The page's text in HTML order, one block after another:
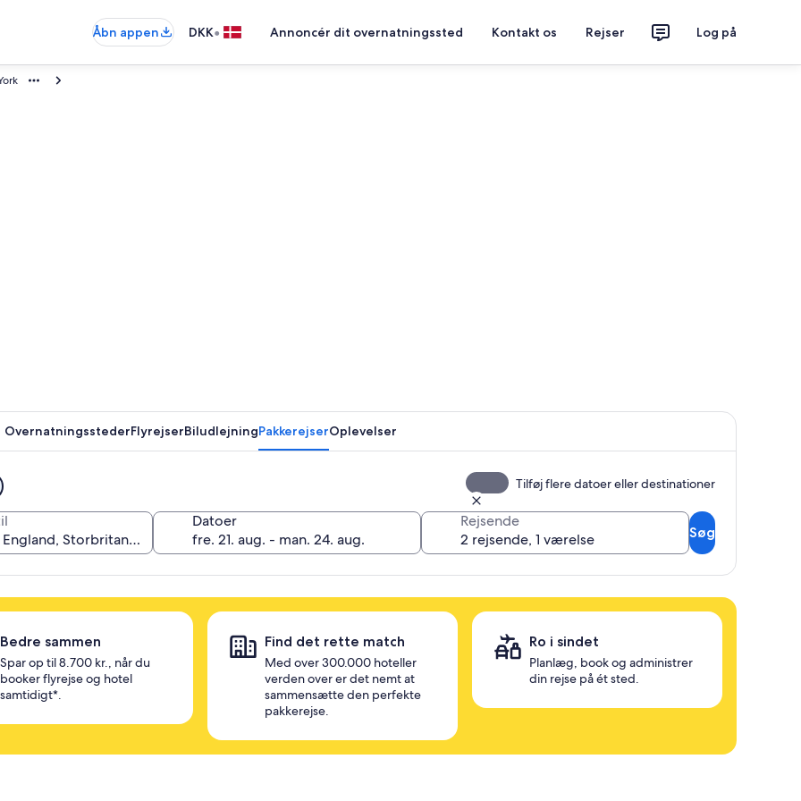
Åbn appen DKK• Annoncér dit overnatningssted Kontakt os Rejser Log på
OvernatningsstederFlyrejserBiludlejningPakkerejserOplevelser
Tilføj flere datoer eller destinationer
Datoer Rejsende
Søg
Bedre sammen
Spar op til 8.700 kr., når du
booker flyrejse og hotel
samtidigt*.
Find det rette match
Med over 300.000 hoteller
verden over er det nemt at
sammensætte den perfekte
pakkerejse.
Ro i sindet
Planlæg, book og administrer
din rejse på ét sted.